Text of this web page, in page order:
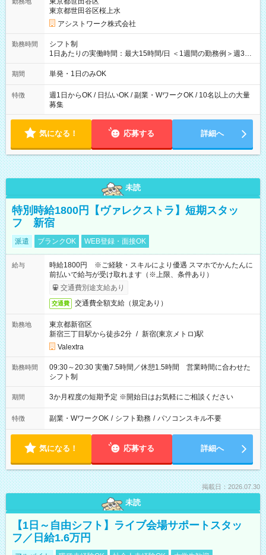
東京都世田谷区桜上水
アシストワーク株式会社
勤務時間
シフト制
1日あたりの実働時間：最大15時間/日 ＜1週間の勤務例＞週3回
勤務 勤務：月・水・金 休み：火・木・土・日 好きな時にお仕事
可能です！ ※1日あたりの最大実働時間は日勤、夜勤共に勤務し
期間 単発・1日のみOK
特徴
週1日からOK / 日払いOK / 副業・WワークOK / 10名以上の大量
募集
気になる！ 応募する 詳細へ
未読
特別時給1800円【ヴァレクストラ】短期スタッ
フ 新宿
派遣 ブランクOK WEB登録・面接OK
給与
時給1800円 ※ご経験・スキルにより優遇 スマホでかんたんに
前払いで給与が受け取れます（※上限、条件あり）
交通費別途支給あり
交通費 交通費全額支給（規定あり）
勤務地
東京都新宿区
新宿三丁目駅から徒歩2分 / 新宿(東京メトロ)駅
Valextra
勤務時間
09:30～20:30 実働7.5時間／休憩1.5時間 営業時間に合わせた
シフト制
期間 3か月程度の短期予定 ※開始日はお気軽にご相談ください
特徴 副業・WワークOK / シフト勤務 / パソコンスキル不要
気になる！ 応募する 詳細へ
掲載日：2026.07.30
未読
【1日～自由シフト】ライブ会場サポートスタッ
フ／日給1.6万円